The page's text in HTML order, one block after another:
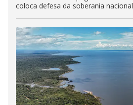
coloca defesa da soberania